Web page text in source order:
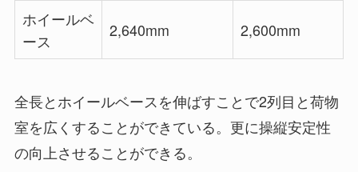
ホイールベ
ース
2,640mm 2,600mm
全長とホイールベースを伸ばすことで2列目と荷物
室を広くすることができている。更に操縦安定性
の向上させることができる。